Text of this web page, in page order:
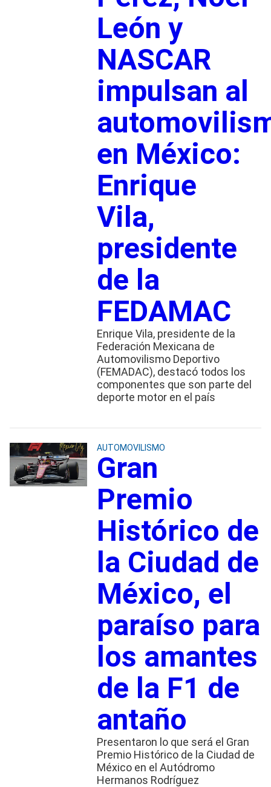
León y
NASCAR
impulsan al
en México:
Enrique
Vila,
presidente
de la
FEDAMAC
Enrique Vila, presidente de la
Federación Mexicana de
Automovilismo Deportivo
(FEMADAC), destacó todos los
componentes que son parte del
deporte motor en el país
AUTOMOVILISMO
Gran
Premio
Histórico de
la Ciudad de
México, el
paraíso para
los amantes
de la F1 de
antaño
Presentaron lo que será el Gran
Premio Histórico de la Ciudad de
México en el Autódromo
Hermanos Rodríguez